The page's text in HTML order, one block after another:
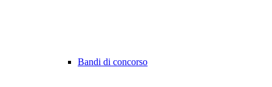
Bandi di concorso